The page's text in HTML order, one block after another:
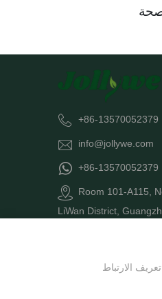
+86-13570052379
info@jollywe.com
+86-13570052379
Room 101-A115,
LiWan District,